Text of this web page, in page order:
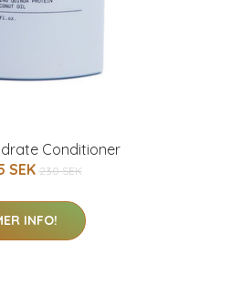
Conditioner
SEK 230 SEK
INFO!